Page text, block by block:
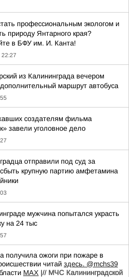
профессиональным экологом и
природу Янтарного края?
в БФУ им. И. Канта!
22:27
из Калининграда вечером
маршрут автобуса
создателям фильма
завели уголовное дело
отправили под суд за
сбыть крупную партию амфетамина
мужчина попытался украсть
на 24 тыс
получила ожоги при пожаре в
читай здесь. @mchs39
MAX |// МЧС Калининградской